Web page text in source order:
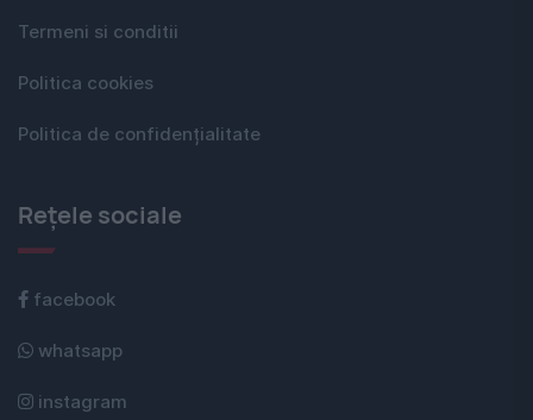
Termeni si conditii
Politica cookies
Politica de confidențialitate
Rețele sociale
facebook
whatsapp
instagram